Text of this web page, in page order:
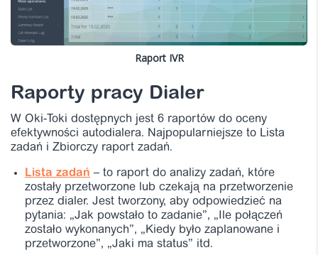
Raport IVR
Raporty pracy Dialer
W Oki-Toki dostępnych jest 6 raportów do oceny
efektywności autodialera. Najpopularniejsze to Lista
zadań i Zbiorczy raport zadań.
Lista zadań – to raport do analizy zadań, które
zostały przetworzone lub czekają na przetworzenie
przez dialer. Jest tworzony, aby odpowiedzieć na
pytania: „Jak powstało to zadanie”, „Ile połączeń
zostało wykonanych”, „Kiedy było zaplanowane i
przetworzone”, „Jaki ma status” itd.